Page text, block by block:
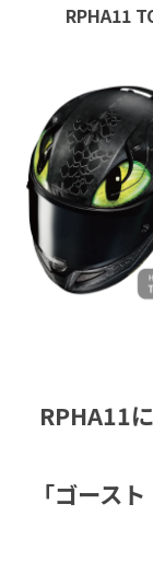
RPHA11
RPHA11
「ゴース